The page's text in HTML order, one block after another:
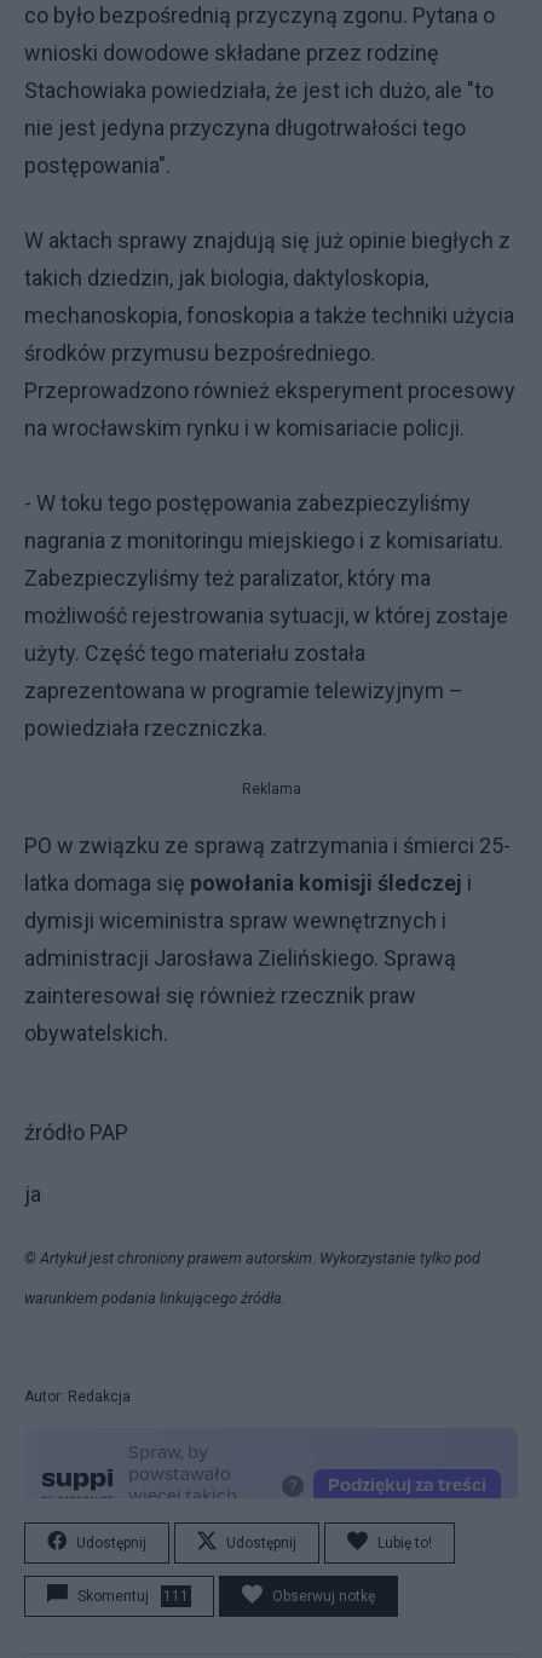
co było bezpośrednią przyczyną zgonu. Pytana o
wnioski dowodowe składane przez rodzinę
Stachowiaka powiedziała, że jest ich dużo, ale "to
nie jest jedyna przyczyna długotrwałości tego
postępowania".
W aktach sprawy znajdują się już opinie biegłych z
takich dziedzin, jak biologia, daktyloskopia,
mechanoskopia, fonoskopia a także techniki użycia
środków przymusu bezpośredniego.
Przeprowadzono również eksperyment procesowy
na wrocławskim rynku i w komisariacie policji.
- W toku tego postępowania zabezpieczyliśmy
nagrania z monitoringu miejskiego i z komisariatu.
Zabezpieczyliśmy też paralizator, który ma
możliwość rejestrowania sytuacji, w której zostaje
użyty. Część tego materiału została
zaprezentowana w programie telewizyjnym –
powiedziała rzeczniczka.
Reklama
PO w związku ze sprawą zatrzymania i śmierci 25-
latka domaga się powołania komisji śledczej i
dymisji wiceministra spraw wewnętrznych i
administracji Jarosława Zielińskiego. Sprawą
zainteresował się również rzecznik praw
obywatelskich.
źródło PAP
ja
© Artykuł jest chroniony prawem autorskim. Wykorzystanie tylko pod
warunkiem podania linkującego źródła.
Autor: Redakcja
Udostępnij Udostępnij Lubię to!
Skomentuj 111 Obserwuj notkę